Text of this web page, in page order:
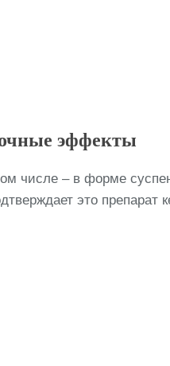
эффекты
числе – в форме
это препарат